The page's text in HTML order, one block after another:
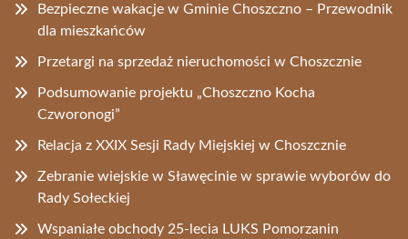
Bezpieczne wakacje w Gminie Choszczno – Przewodnik
dla mieszkańców
Przetargi na sprzedaż nieruchomości w Choszcznie
Podsumowanie projektu „Choszczno Kocha
Czworonogi”
Relacja z XXIX Sesji Rady Miejskiej w Choszcznie
Zebranie wiejskie w Sławęcinie w sprawie wyborów do
Rady Sołeckiej
Wspaniałe obchody 25-lecia LUKS Pomorzanin